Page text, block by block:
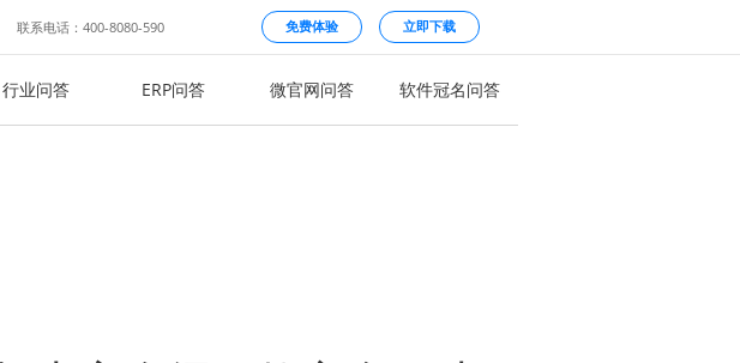
联系电话：400-8080-590 免费体验 立即下载
行业问答 ERP问答 微官网问答 软件冠名问答